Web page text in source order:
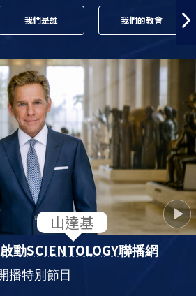
我們是誰 我們的教會
動SCIENTOLOGY聯播網
播特別節目